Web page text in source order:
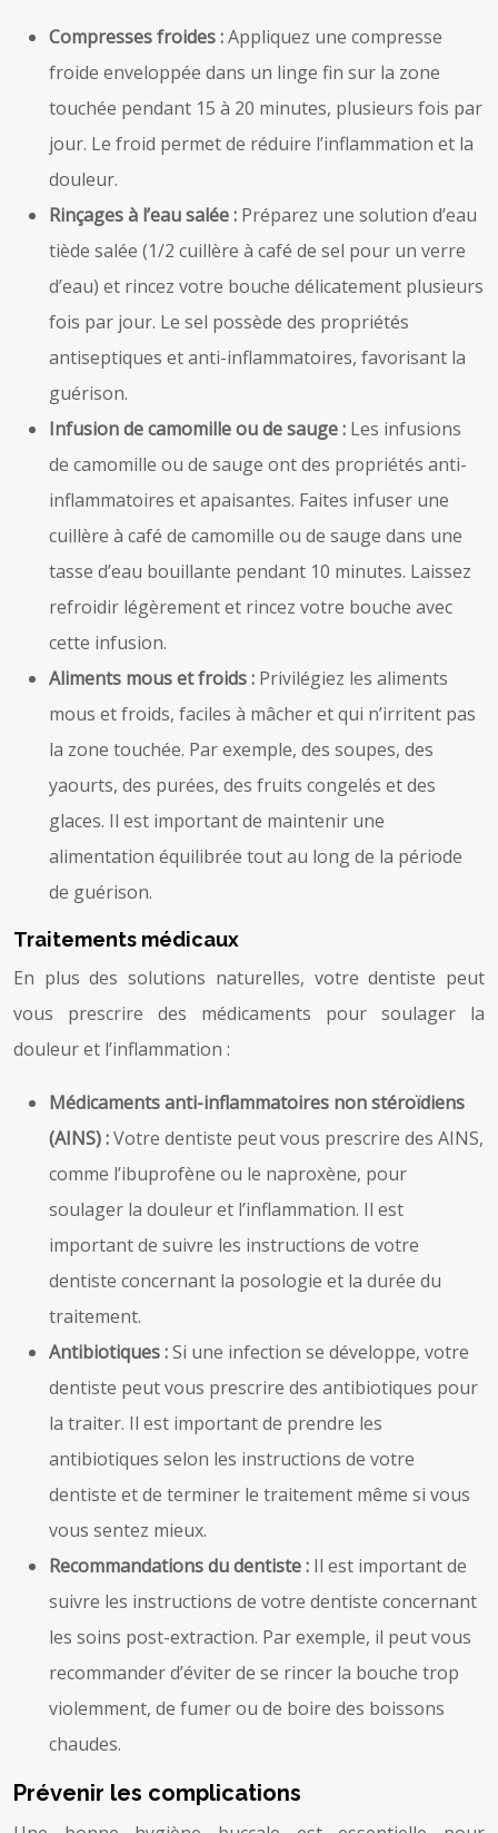
Compresses froides :Appliquez une compresse
froide enveloppée dans un linge fin sur la zone
touchée pendant 15 à 20 minutes, plusieurs fois par
jour. Le froid permet de réduire l’inflammation et la
douleur.
Rinçages à l’eau salée : Préparez une solution d’eau
tiède salée (1/2 cuillère à café de sel pour un verre
d’eau) et rincez votre bouche délicatement plusieurs
fois par jour. Le sel possède des propriétés
antiseptiques et anti-inflammatoires, favorisant la
guérison.
Infusion de camomille ou de sauge : Les infusions
de camomille ou de sauge ont des propriétés anti-
inflammatoires et apaisantes. Faites infuser une
cuillère à café de camomille ou de sauge dans une
tasse d’eau bouillante pendant 10 minutes. Laissez
refroidir légèrement et rincez votre bouche avec
cette infusion.
Aliments mous et froids : Privilégiez les aliments
mous et froids, faciles à mâcher et qui n’irritent pas
la zone touchée. Par exemple, des soupes, des
yaourts, des purées, des fruits congelés et des
glaces. Il est important de maintenir une
alimentation équilibrée tout au long de la période
de guérison.
Traitements médicaux
En plus des solutions naturelles, votre dentiste peut
vous prescrire des médicaments pour soulager la
douleur et l’inflammation :
Médicaments anti-inflammatoires non stéroïdiens
(AINS) :Votre dentiste peut vous prescrire des AINS,
comme l’ibuprofène ou le naproxène, pour
soulager la douleur et l’inflammation. Il est
important de suivre les instructions de votre
dentiste concernant la posologie et la durée du
traitement.
Antibiotiques :Si une infection se développe, votre
dentiste peut vous prescrire des antibiotiques pour
la traiter. Il est important de prendre les
antibiotiques selon les instructions de votre
dentiste et de terminer le traitement même si vous
vous sentez mieux.
Recommandations du dentiste : Il est important de
suivre les instructions de votre dentiste concernant
les soins post-extraction. Par exemple, il peut vous
recommander d’éviter de se rincer la bouche trop
violemment, de fumer ou de boire des boissons
chaudes.
Prévenir les complications